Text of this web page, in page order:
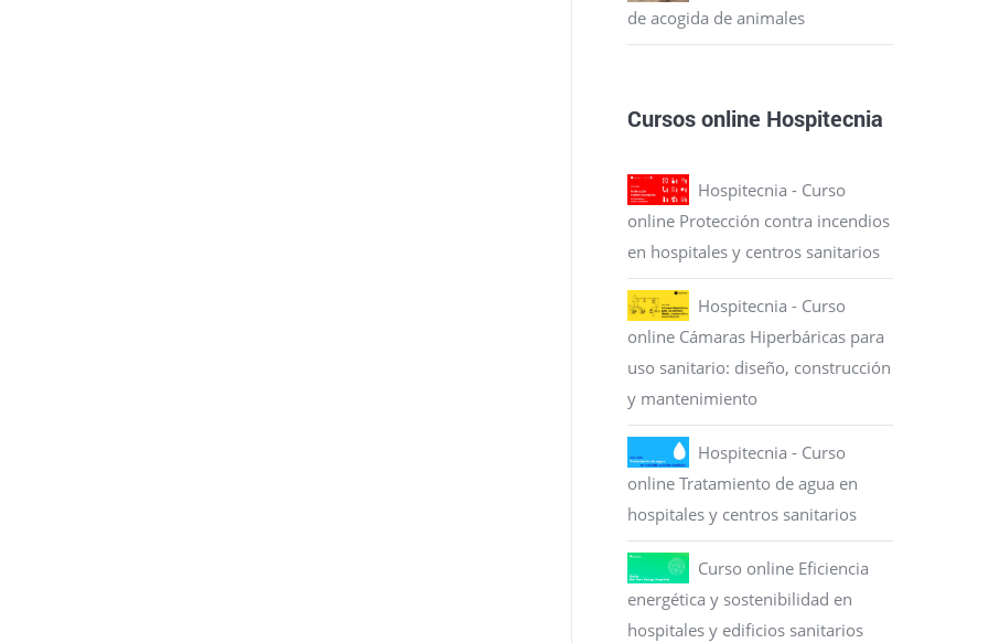
de acogida de animales
Cursos online Hospitecnia
Hospitecnia - Curso
online Protección contra incendios
en hospitales y centros sanitarios
Hospitecnia - Curso
online Cámaras Hiperbáricas para
uso sanitario: diseño, construcción
y mantenimiento
Hospitecnia - Curso
online Tratamiento de agua en
hospitales y centros sanitarios
Curso online Eficiencia
energética y sostenibilidad en
hospitales y edificios sanitarios